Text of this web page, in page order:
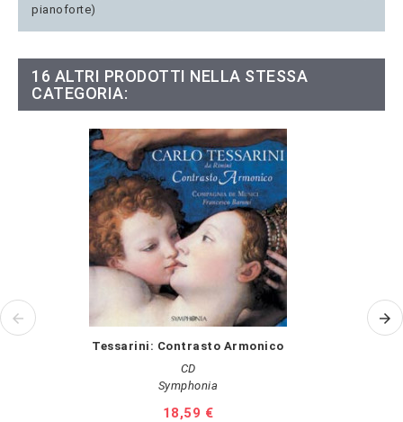
pianoforte)
16 ALTRI PRODOTTI NELLA STESSA
CATEGORIA:
Tessarini: Contrasto Armonico
CD
Symphonia
Prezzo
18,59 €